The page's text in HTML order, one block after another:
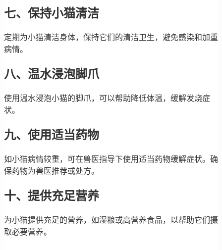
七、保持小猫清洁
定期为小猫清洁身体，保持它们的清洁卫生，避免感染和加重
病情。
八、温水浸泡脚爪
使用温水浸泡小猫的脚爪，可以帮助降低体温，缓解发烧症
状。
九、使用适当药物
如小猫病情较重，可在兽医指导下使用适当药物缓解症状。确
保药物为兽医推荐或处方。
十、提供充足营养
为小猫提供充足的营养，如湿粮或高营养食品，以帮助它们摄
取必要营养。